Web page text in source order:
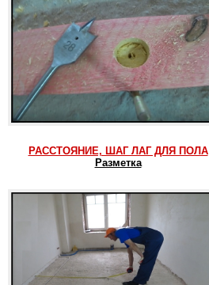
РАССТОЯНИЕ, ШАГ ЛАГ ДЛЯ ПОЛА
Разметка